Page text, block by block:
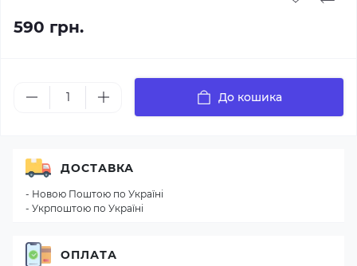
590 грн.
До кошика
ДОСТАВКА
- Новою Поштою по Україні
- Укрпоштою по Україні
ОПЛАТА